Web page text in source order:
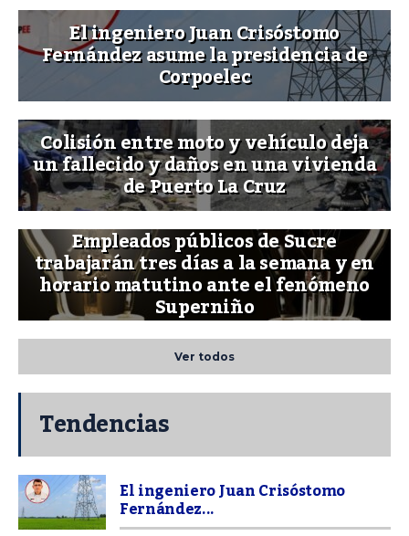
El ingeniero Juan Crisóstomo
Fernández asume la presidencia de
Corpoelec
Colisión entre moto y vehículo deja
un fallecido y daños en una vivienda
de Puerto La Cruz
Empleados públicos de Sucre
trabajarán tres días a la semana y en
horario matutino ante el fenómeno
Superniño
Ver todos
Tendencias
El ingeniero Juan Crisóstomo
Fernández...